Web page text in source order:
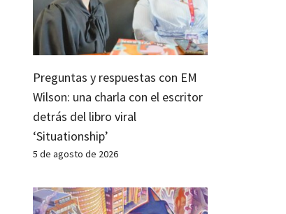
Preguntas y respuestas con EM
Wilson: una charla con el escritor
detrás del libro viral
‘Situationship’
5 de agosto de 2026